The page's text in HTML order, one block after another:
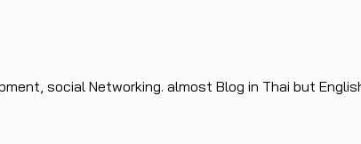
social Networking. almost Blog in Thai but